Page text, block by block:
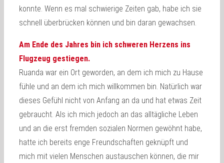
konnte. Wenn es mal schwierige Zeiten gab, habe ich sie
schnell überbrücken können und bin daran gewachsen.
Am Ende des Jahres bin ich schweren Herzens ins
Flugzeug gestiegen.
Ruanda war ein Ort geworden, an dem ich mich zu Hause
fühle und an dem ich mich willkommen bin. Natürlich war
dieses Gefühl nicht von Anfang an da und hat etwas Zeit
gebraucht. Als ich mich jedoch an das alltägliche Leben
und an die erst fremden sozialen Normen gewöhnt habe,
hatte ich bereits enge Freundschaften geknüpft und
mich mit vielen Menschen austauschen können, die mir